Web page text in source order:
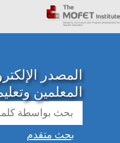
المصدر
المعلمين
بحث متقدم